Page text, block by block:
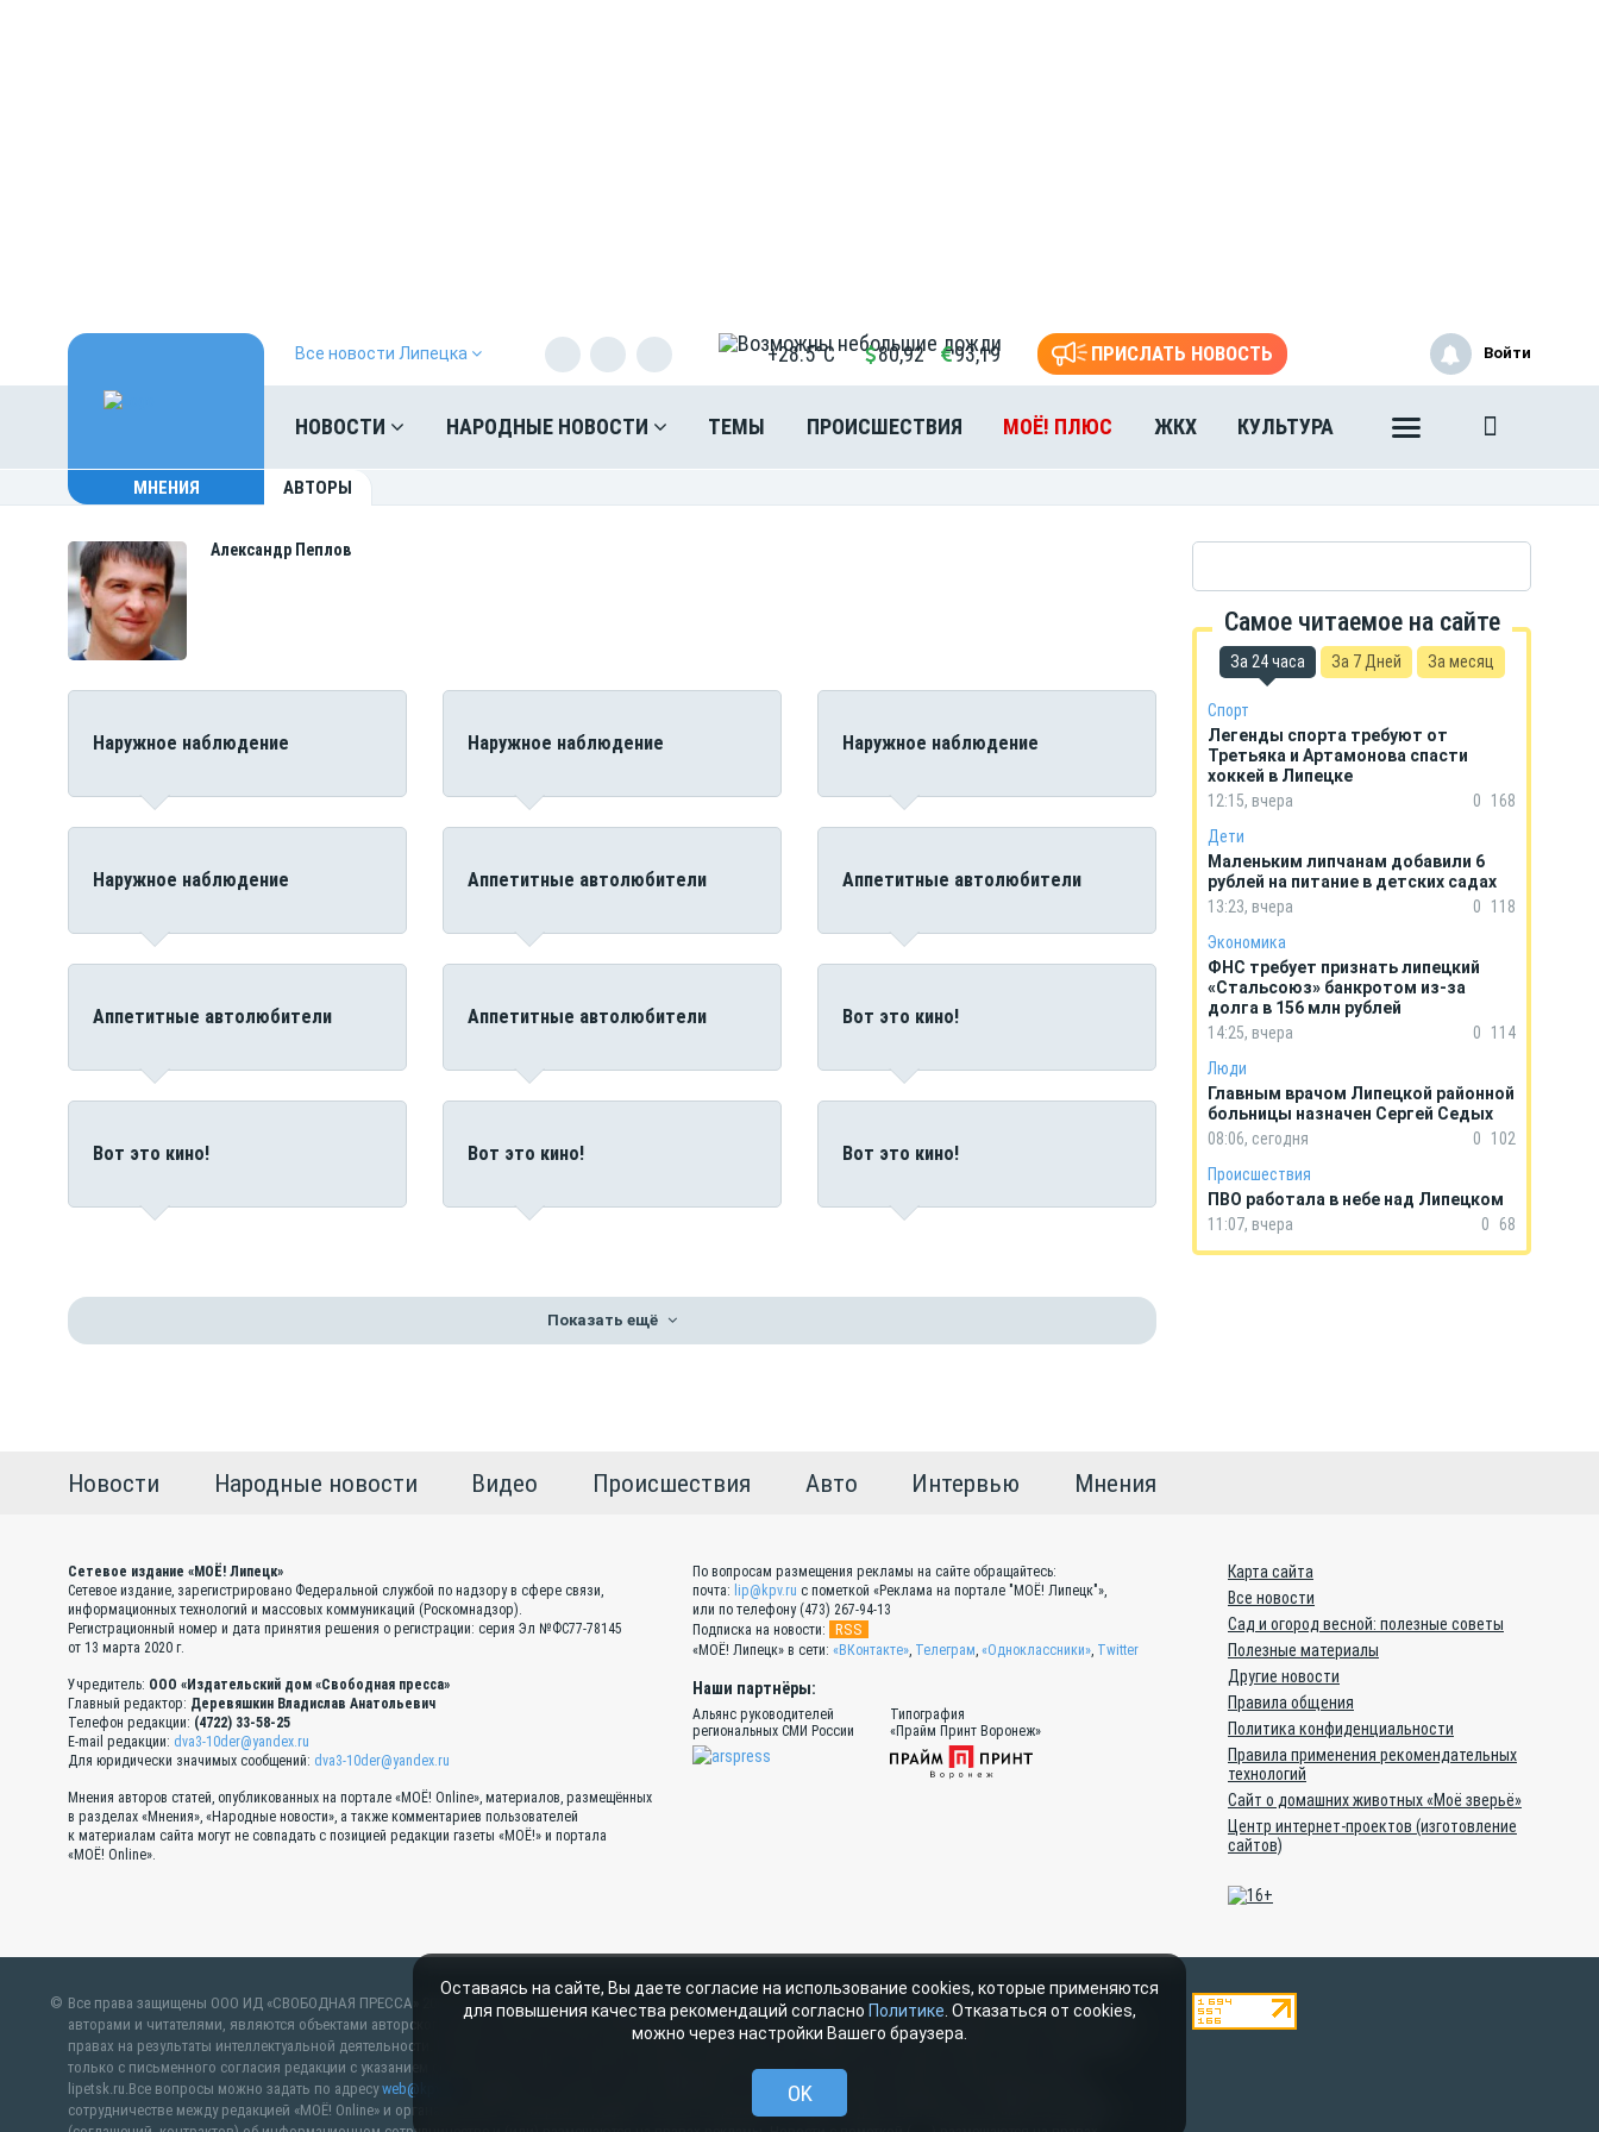
Все новости Липецка +28.5°C 80,92 93,19 ПРИСЛАТЬ НОВОСТЬ
НОВОСТИ НАРОДНЫЕ НОВОСТИ ТЕМЫ ПРОИСШЕСТВИЯ МОЁ! ПЛЮС ЖКХ КУЛЬТУРА
Войти
МНЕНИЯ АВТОРЫ
Александр Пеплов
Наружное наблюдение Наружное наблюдение Наружное наблюдение
Наружное наблюдение Аппетитные автолюбители Аппетитные автолюбители
Аппетитные автолюбители Аппетитные автолюбители Вот это кино!
Вот это кино! Вот это кино! Вот это кино!
Показать ещё
Самое читаемое на сайте
За 24 часа За 7 Дней За месяц
Спорт
Легенды спорта требуют от
Третьяка и Артамонова спасти
хоккей в Липецке
12:15, вчера
0
168
Дети
Маленьким липчанам добавили 6
рублей на питание в детских садах
13:23, вчера
0
118
Экономика
ФНС требует признать липецкий
«Стальсоюз» банкротом из-за
долга в 156 млн рублей
14:25, вчера
0
114
Люди
Главным врачом Липецкой районной
больницы назначен Сергей Седых
08:06, сегодня
0
102
Происшествия
ПВО работала в небе над Липецком
11:07, вчера
0 68
Новости Народные новости Видео Происшествия Авто Интервью Мнения
Сетевое издание «МОЁ! Липецк»
Сетевое издание, зарегистрировано Федеральной службой по надзору в сфере связи,
информационных технологий и массовых коммуникаций (Роскомнадзор).
Регистрационный номер и дата принятия решения о регистрации: серия Эл №ФС77-78145
от 13 марта 2020 г.
Учредитель: ООО «Издательский дом «Свободная пресса»
Главный редактор: Деревяшкин Владислав Анатольевич
Телефон редакции: (4722) 33-58-25
E-mail редакции: dva3-10der@yandex.ru
Для юридически значимых сообщений: dva3-10der@yandex.ru
Мнения авторов статей, опубликованных на портале «МОЁ! Online», материалов, размещённых
в разделах «Мнения», «Народные новости», а также комментариев пользователей
к материалам сайта могут не совпадать с позицией редакции газеты «МОЁ!» и портала
«МОЁ! Online».
По вопросам размещения рекламы на сайте обращайтесь:
почта: lip@kpv.ru с пометкой «Реклама на портале "МОЁ! Липецк"»,
или по телефону (473) 267-94-13
Подписка на новости:
RSS
«МОЁ! Липецк» в сети: «ВКонтакте», Телеграм, «Одноклассники», Twitter
Наши партнёры:
Альянс руководителей
региональных СМИ России
Типография
«Прайм Принт Воронеж»
Карта сайта
Все новости
Сад и огород весной: полезные советы
Полезные материалы
Другие новости
Правила общения
Политика конфиденциальности
Правила применения рекомендательных
технологий
Сайт о домашних животных «Моё зверьё»
Центр интернет-проектов (изготовление
сайтов)
Все права защищены ООО ИД «СВОБОДНАЯ ПРЕССА» 2007–2024 Любые материалы, размещенные на портале «МОЁ! Online» сотрудниками редакции, нештатными
авторами и читателями, являются объектами авторского права. Права ООО ИД «СВОБОДНАЯ ПРЕССА» на указанные материалы охраняются законодательством о
правах на результаты интеллектуальной деятельности. Полное или частичное использование материалов, размещенных на портале «МОЁ! Online», допускается
только с письменного согласия редакции с указанием ссылки на источник. Частичное цитирование возможно только при условии гиперссылки на moe-
lipetsk.ru.Все вопросы можно задать по адресуweb@kpv.ru
. В рубрике «От первого лица» публикуются сообщения в рамках контрактов об информационном
сотрудничестве между редакцией «МОЁ! Online» и органами власти. Материалы рубрик «Новости партнёров» и «Будь в курсе» публикуются в рамках договоров
Оставаясь на сайте, Вы даете согласие на использование cookies, которые применяются
для повышения качества рекомендаций согласно Политике . Отказаться от cookies,
можно через настройки Вашего браузера.
OK